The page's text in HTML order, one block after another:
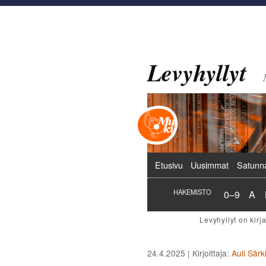
Levyhyllyt
Päävalikko
Etusivu Uusimmat
HAKEMISTO 0–9 A
24.4.2025 | Kirjoittaja: Auli